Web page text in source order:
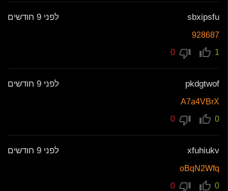
sbxipsfu לפני 9 חודשים
928687
1
pkdgtwof לפני 9 חודשים
A7a4VBrX
0
xfuhiukv לפני 9 חודשים
oBqN2Wfq
0